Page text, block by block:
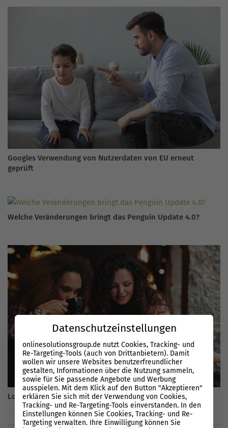
Googles Verwendung von Nutzerdaten von EU erneut
geprüft
Welche Veränderungen bringt das Penguin Update 4.0?
Local SEO 2026: Die besten Tipps für lokale Unternehmen
Datenschutzeinstellungen
onlinesolutionsgroup.de nutzt Cookies, Tracking- und
Re-Targeting-Tools (auch von Drittanbietern). Damit
wollen wir unsere Websites benutzerfreundlicher
gestalten, Informationen über die Nutzung sammeln,
sowie für Sie passende Angebote und Werbung
ausspielen. Mit dem Klick auf den Button "Akzeptieren"
erklären Sie sich mit der Verwendung von Cookies,
Tracking- und Re-Targeting-Tools einverstanden. In den
Einstellungen können Sie Cookies, Tracking- und Re-
Targeting verwalten. Ihre Einwilligung können Sie